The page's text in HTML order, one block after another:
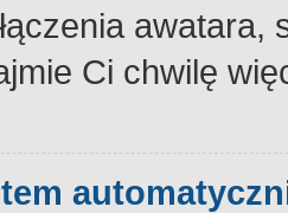
Ci chwilę